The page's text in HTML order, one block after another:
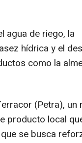
agua de riego, la
hídrica y el
como la
(Petra), un
producto local
se busca